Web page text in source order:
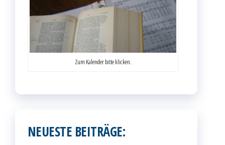
Zum Kalender bitte klicken.
NEUESTE BEITRÄGE: